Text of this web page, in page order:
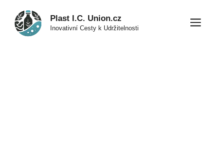
obsah
Plast I.C. Union.cz
Inovativní Cesty k Udržitelnosti